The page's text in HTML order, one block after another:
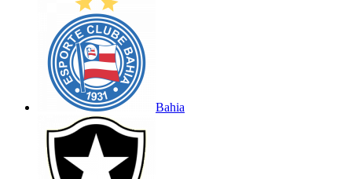
Bahia